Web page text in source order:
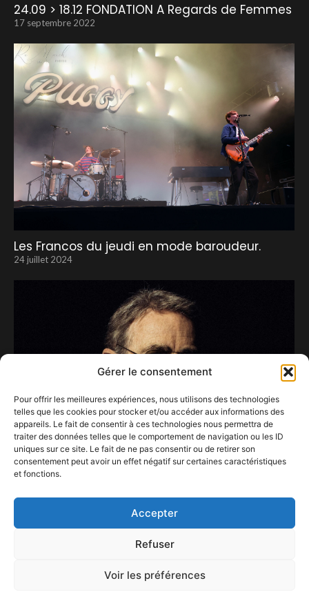
Gérer le consentement
Pour offrir les meilleures expériences, nous utilisons des technologies
telles que les cookies pour stocker et/ou accéder aux informations des
appareils. Le fait de consentir à ces technologies nous permettra de
traiter des données telles que le comportement de navigation ou les ID
uniques sur ce site. Le fait de ne pas consentir ou de retirer son
consentement peut avoir un effet négatif sur certaines caractéristiques
et fonctions.
Accepter
Refuser
Voir les préférences
24.09 > 18.12 FONDATION A Regards de Femmes
17 septembre 2022
Les Francos du jeudi en mode baroudeur.
24 juillet 2024
6 novembre 2023